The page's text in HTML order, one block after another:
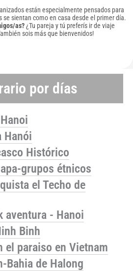
están especialmente pensados para
se sientan como en casa desde el primer día.
as?¿Tu pareja y tú preferís ir de viaje
sois más que bienvenidos!
por días
Hanói
Histórico
grupos étnicos
el Techo de
aventura - Hanoi
Binh
el paraiso en Vietnam
Bahia de Halong